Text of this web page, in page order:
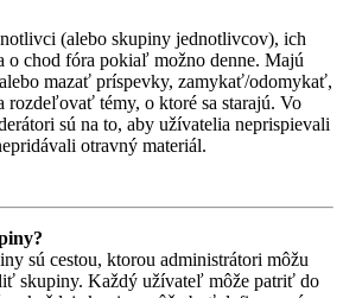
(alebo skupiny jednotlivcov), ich
o chod fóra pokiaľ možno denne. Majú
mazať príspevky, zamykať/odomykať,
rozdeľovať témy, o ktoré sa starajú. Vo
sú na to, aby užívatelia neprispievali
otravný materiál.
sú cestou, ktorou administrátori môžu
skupiny. Každý užívateľ môže patriť do